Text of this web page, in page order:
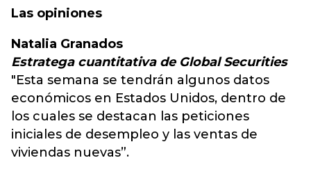
Las opiniones
Natalia Granados
Estratega cuantitativa de Global Securities
"Esta semana se tendrán algunos datos
económicos en Estados Unidos, dentro de
los cuales se destacan las peticiones
iniciales de desempleo y las ventas de
viviendas nuevas”.